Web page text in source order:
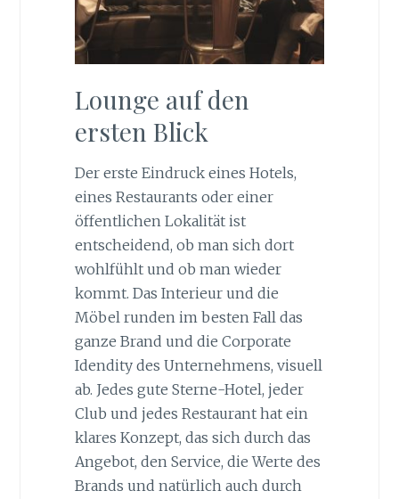
Lounge auf den
ersten Blick
Der erste Eindruck eines Hotels,
eines Restaurants oder einer
öffentlichen Lokalität ist
entscheidend, ob man sich dort
wohlfühlt und ob man wieder
kommt. Das Interieur und die
Möbel runden im besten Fall das
ganze Brand und die Corporate
Idendity des Unternehmens, visuell
ab. Jedes gute Sterne-Hotel, jeder
Club und jedes Restaurant hat ein
klares Konzept, das sich durch das
Angebot, den Service, die Werte des
Brands und natürlich auch durch